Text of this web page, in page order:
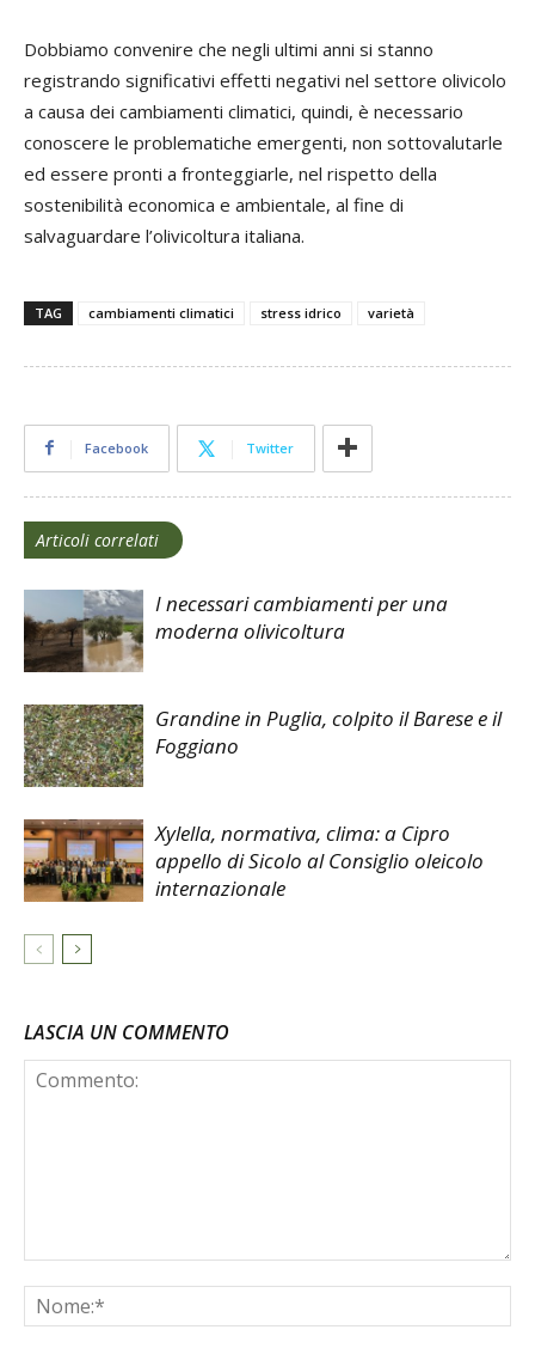
Dobbiamo convenire che negli ultimi anni si stanno
registrando significativi effetti negativi nel settore olivicolo
a causa dei cambiamenti climatici, quindi, è necessario
conoscere le problematiche emergenti, non sottovalutarle
ed essere pronti a fronteggiarle, nel rispetto della
sostenibilità economica e ambientale, al fine di
salvaguardare l’olivicoltura italiana.
TAG cambiamenti climatici stress idrico varietà
Facebook Twitter
Articoli correlati
I necessari cambiamenti per una
moderna olivicoltura
Grandine in Puglia, colpito il Barese e il
Foggiano
Xylella, normativa, clima: a Cipro
appello di Sicolo al Consiglio oleicolo
internazionale
LASCIA UN COMMENTO